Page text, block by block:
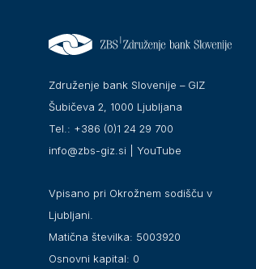
Združenje bank Slovenije – GIZ
Šubičeva 2, 1000 Ljubljana
Tel.: +386 (0)1 24 29 700
info@zbs-giz.si |YouTube
Vpisano pri Okrožnem sodišču v
Ljubljani.
Matična številka: 5003920
Osnovni kapital: 0